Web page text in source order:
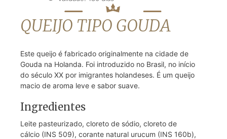
QUEIJO TIPO GOUDA
Este queijo é fabricado originalmente na cidade de
Gouda na Holanda. Foi introduzido no Brasil, no início
do século XX por imigrantes holandeses. É um queijo
macio de aroma leve e sabor suave.
Ingredientes
Leite pasteurizado, cloreto de sódio, cloreto de
cálcio (INS 509), corante natural urucum (INS 160b),